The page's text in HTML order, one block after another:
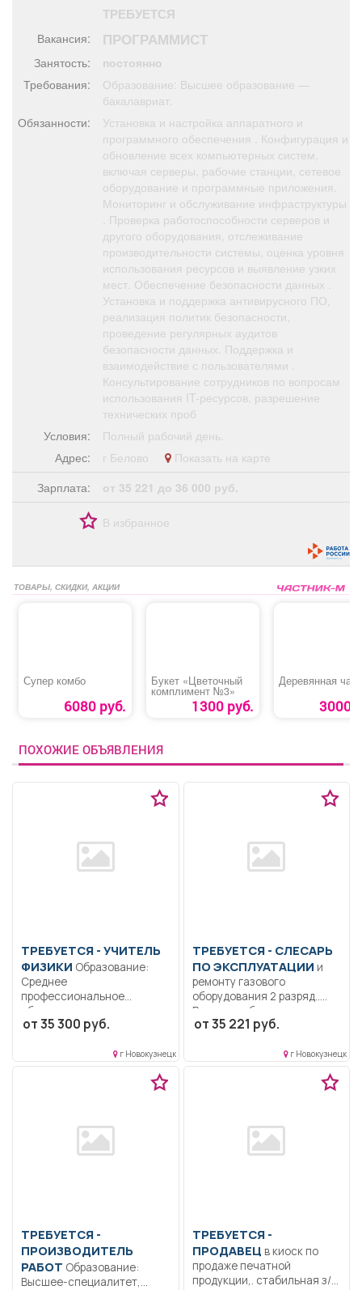
Обучение
Поздравления
Я - пенсионер
ТРЕБУЕТСЯ
Вакансия: ПРОГРАММИСТ
Занятость:
постоянно
Требования:
Образование: Высшее образование —
бакалавриат.
Обязанности:
Установка и настройка аппаратного и
программного обеспечения . Конфигурация и
обновление всех компьютерных систем,
включая серверы, рабочие станции, сетевое
оборудование и программные приложения.
Мониторинг и обслуживание инфраструктуры
. Проверка работоспособности серверов и
другого оборудования, отслеживание
производительности системы, оценка уровня
использования ресурсов и выявление узких
мест. Обеспечение безопасности данных .
Установка и поддержка антивирусного ПО,
реализация политик безопасности,
проведение регулярных аудитов
безопасности данных. Поддержка и
взаимодействие с пользователями .
Консультирование сотрудников по вопросам
использования IT-ресурсов, разрешение
технических проб
Условия:
Полный рабочий день.
Адрес:
г Белово
Показать на карте
Зарплата:
от 35 221 до 36 000 руб.
В избранное
ТОВАРЫ, СКИДКИ, АКЦИИ
Супер комбо
6080 руб.
Букет «Цветочный
комплимент №3»
1300 руб.
Деревянная
3000
ПОХОЖИЕ ОБЪЯВЛЕНИЯ
ТРЕБУЕТСЯ - УЧИТЕЛЬ
ФИЗИКИ
Среднее
профессиональное
образование..
Осуществлять обучение
от 35 300 руб.
г Новокузнецк
ТРЕБУЕТСЯ - СЛЕСАРЬ
ПО ЭКСПЛУАТАЦИИ и
ремонту газового
оборудования 2 разряд..
Ремонт и обслуживание
газового...
от 35 221 руб.
г Новокузнецк
ТРЕБУЕТСЯ -
ПРОИЗВОДИТЕЛЬ
РАБОТ
Высшее-специалитет,
ТРЕБУЕТСЯ -
ПРОДАВЕЦ
продаже печатной
продукции,. стабильная з/п,